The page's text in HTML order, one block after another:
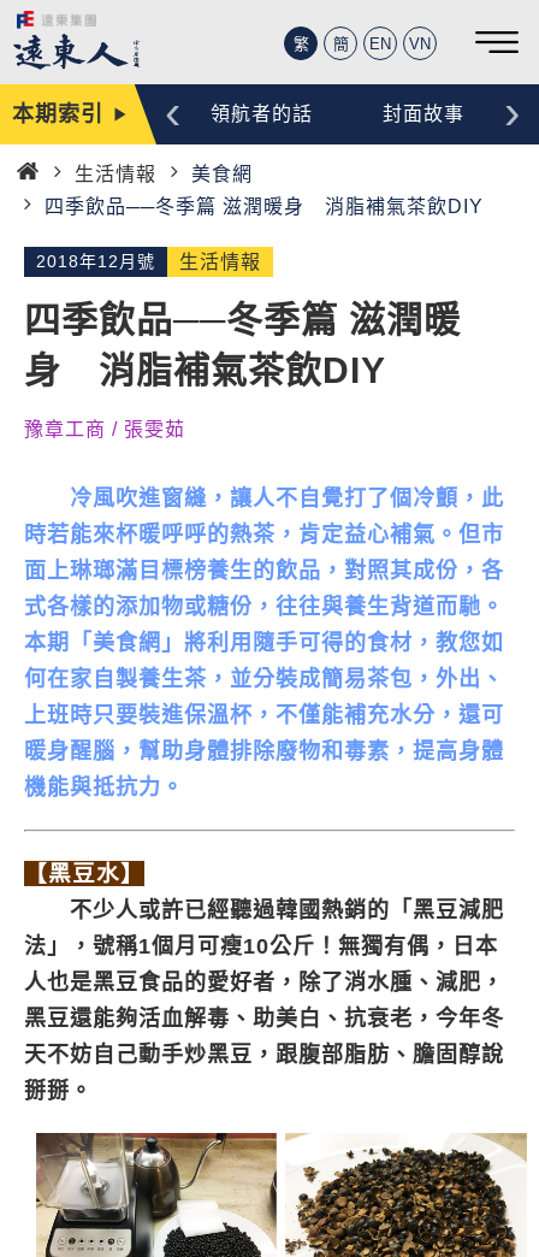
繁 簡 EN VN
本期索引編輯手記 領航者的話 封面故事
‹ ›
首
生活情報
美食網
四季飲品──冬季篇 滋潤暖身 消脂補氣茶飲DIY
2018年12月號 生活情報
四季飲品──冬季篇 滋潤暖
身 消脂補氣茶飲DIY
豫章工商 / 張雯茹
冷風吹進窗縫，讓人不自覺打了個冷顫，此
時若能來杯暖呼呼的熱茶，肯定益心補氣。但市
面上琳瑯滿目標榜養生的飲品，對照其成份，各
式各樣的添加物或糖份，往往與養生背道而馳。
本期「美食網」將利用隨手可得的食材，教您如
何在家自製養生茶，並分裝成簡易茶包，外出、
上班時只要裝進保溫杯，不僅能補充水分，還可
暖身醒腦，幫助身體排除廢物和毒素，提高身體
機能與抵抗力。
【黑豆水】
不少人或許已經聽過韓國熱銷的「黑豆減肥
法」，號稱1個月可瘦10公斤！無獨有偶，日本
人也是黑豆食品的愛好者，除了消水腫、減肥，
黑豆還能夠活血解毒、助美白、抗衰老，今年冬
天不妨自己動手炒黑豆，跟腹部脂肪、膽固醇說
掰掰。